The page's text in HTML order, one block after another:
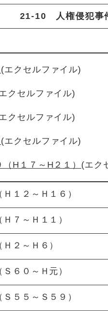
21-10 人権侵犯事
(エクセルファイル)
クセルファイル)
クセルファイル)
(エクセルファイル)
H１７～H２１） (エク
１２～Ｈ１６）
７～Ｈ１１）
２～Ｈ６）
６０～Ｈ元）
５５～Ｓ５９）